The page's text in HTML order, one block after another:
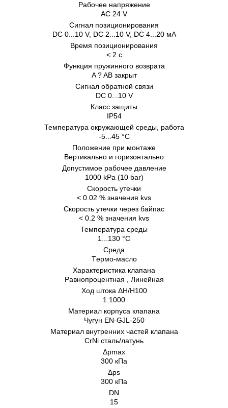
Рабочее напряжение
AC 24 V
Сигнал позиционирования
DC 0...10 V, DC 2...10 V, DC 4...20 мA
Время позиционирования
< 2 с
Функция пружинного возврата
A ? AB закрыт
Сигнал обратной связи
DC 0...10 V
Класс защиты
IP54
Температура окружающей среды, работа
-5...45 °C
Положение при монтаже
Вертикально и горизонтально
Допустимое рабочее давление
1000 kPa (10 bar)
Скорость утечки
< 0.02 % значения kvs
Скорость утечки через байпас
< 0.2 % значения kvs
Температура среды
1...130 °C
Среда
Tермо-маслo
Характеристика клапана
Равнопроцентная , Линейная
Ход штока ΔH/H100
1:1000
Материал корпуса клапана
Чугун EN-GJL-250
Материал внутренних частeй клапана
CrNi сталь/латунь
Δpmax
300 кПа
Δps
300 кПа
DN
15